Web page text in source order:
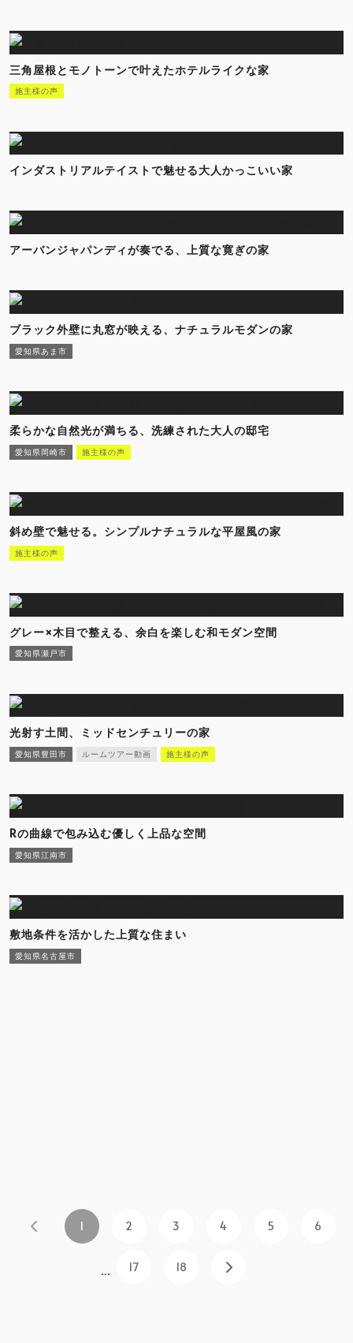
三角屋根とモノトーンで叶えたホテルライクな家
施主様の声
インダストリアルテイストで魅せる大人かっこいい家
アーバンジャパンディが奏でる、上質な寛ぎの家
ブラック外壁に丸窓が映える、ナチュラルモダンの家
愛知県あま市
柔らかな自然光が満ちる、洗練された大人の邸宅
愛知県岡崎市 施主様の声
斜め壁で魅せる。シンプルナチュラルな平屋風の家
施主様の声
グレー×木目で整える、余白を楽しむ和モダン空間
愛知県瀬戸市
光射す土間、ミッドセンチュリーの家
愛知県豊田市 ルームツアー動画 施主様の声
Rの曲線で包み込む優しく上品な空間
愛知県江南市
敷地条件を活かした上質な住まい
愛知県名古屋市
1 2 3 4 5 6
... 17 18